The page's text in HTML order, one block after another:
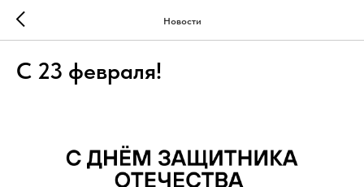
Новости
С 23 февраля!